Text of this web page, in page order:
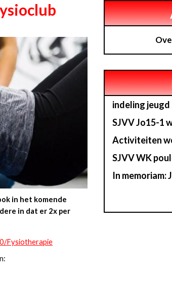
in het komende
in dat er 2x per
Fysiotherapie
indeling
SJVV Jo15-1
SJVV WK
In memoriam: